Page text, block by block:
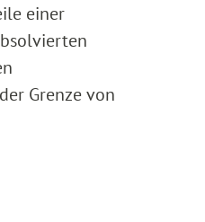
einer
Grenze von